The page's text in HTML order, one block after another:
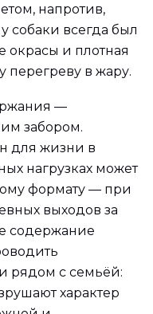
напротив,
собаки всегда был
окрасы и плотная
перегреву в жару.
—
забором.
для жизни в
нагрузках может
формату — при
выходов за
содержание
рядом с семьёй:
характер